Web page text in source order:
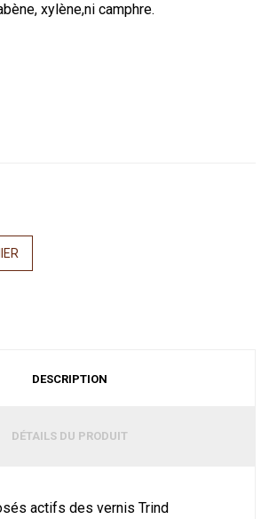
xylène,ni camphre.
DESCRIPTION
DÉTAILS DU PRODUIT
actifs des vernis Trind